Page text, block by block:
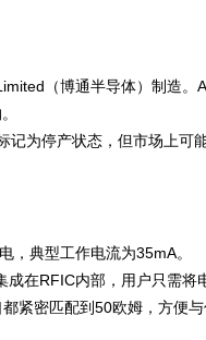
（博通半导体）制造
记为停产状态，但市场上可
，典型工作电流为35mA。
成在RFIC内部，用户只需
紧密匹配到50欧姆，方便